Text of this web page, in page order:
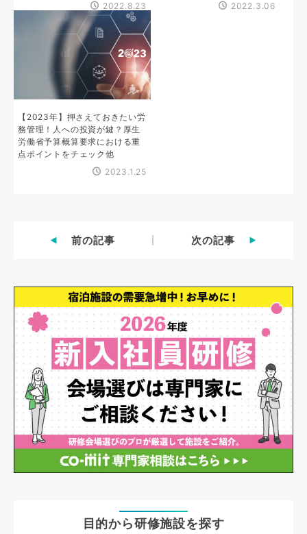
2022.8.23
2022.3.06
【2023年】押さえておきたい労
務管理！人への投資が鍵？厚生
労働省予算概算要求における重
点ポイントをチェック他
2023.1.25
前の記事 次の記事
目的から研修施設を探す